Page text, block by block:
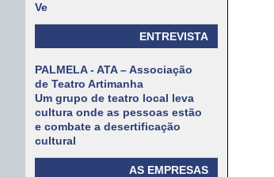
Ve
ENTREVISTA
PALMELA - ATA – Associação
de Teatro Artimanha
Um grupo de teatro local leva
cultura onde as pessoas estão
e combate a desertificação
cultural
AS EMPRESAS